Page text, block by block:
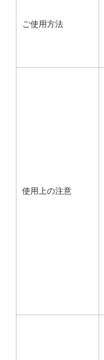
ご使用方法
使用上の注意